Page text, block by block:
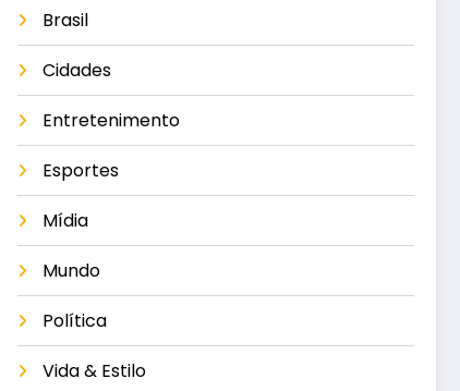
Brasil
Cidades
Entretenimento
Esportes
Mídia
Mundo
Política
Vida & Estilo